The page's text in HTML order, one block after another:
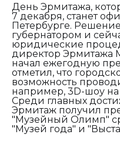
День Эрмитажа,
7 декабря, станет
Петербурге.
губернатором и
юридические
директор Эрмитажа
начал ежегодную
отметил, что
возможность
например, 3D-шоу
Среди главных
Эрмитаж получил
"Музейный Олимп"
"Музей года" и